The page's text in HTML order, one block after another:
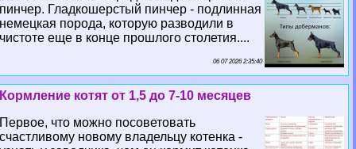
пинчер. Гладкошерстый пинчер - подлинная
немецкая порода, которую разводили в
чистоте еще в конце прошлого столетия....
06 07 2026 2:35:40
Кормление котят от 1,5 до 7-10 месяцев
Первое, что можно посоветовать
счастливому новому владельцу котенка -